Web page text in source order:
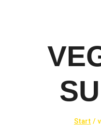
Start /